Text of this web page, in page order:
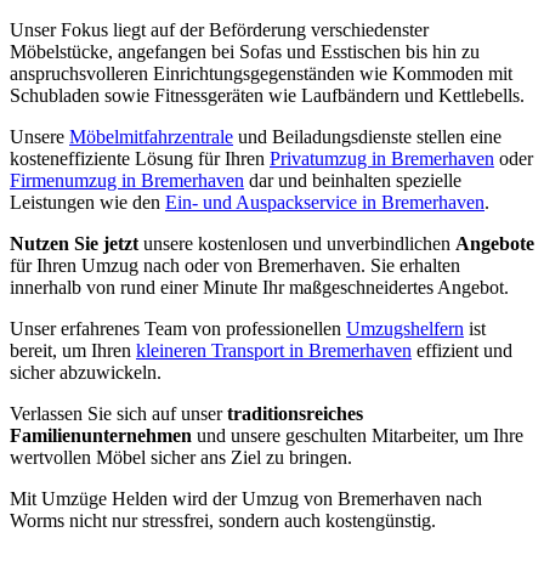
Unser Fokus liegt auf der Beförderung verschiedenster
Möbelstücke, angefangen bei Sofas und Esstischen bis hin zu
anspruchsvolleren Einrichtungsgegenständen wie Kommoden mit
Schubladen sowie Fitnessgeräten wie Laufbändern und Kettlebells.
Unsere Möbelmitfahrzentrale und Beiladungsdienste stellen eine
kosteneffiziente Lösung für Ihren Privatumzug in Bremerhaven oder
Firmenumzug in Bremerhaven dar und beinhalten spezielle
Leistungen wie den Ein- und Auspackservice in Bremerhaven.
Nutzen Sie jetzt unsere kostenlosen und unverbindlichen Angebote
für Ihren Umzug nach oder von Bremerhaven. Sie erhalten
innerhalb von rund einer Minute Ihr maßgeschneidertes Angebot.
Unser erfahrenes Team von professionellen Umzugshelfern ist
bereit, um Ihren kleineren Transport in Bremerhaven effizient und
sicher abzuwickeln.
Verlassen Sie sich auf unsertraditionsreiches
Familienunternehmen und unsere geschulten Mitarbeiter, um Ihre
wertvollen Möbel sicher ans Ziel zu bringen.
Mit Umzüge Helden wird der Umzug von Bremerhaven nach
Worms nicht nur stressfrei, sondern auch kostengünstig.